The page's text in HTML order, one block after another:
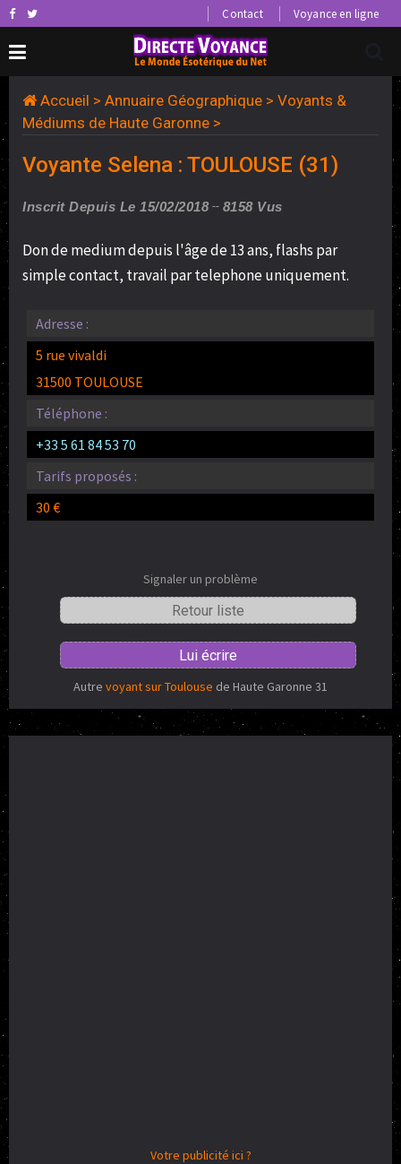
Contact Voyance en ligne
Accueil > Annuaire Géographique > Voyants &
Médiums de Haute Garonne >
Voyante Selena : TOULOUSE (31)
Inscrit Depuis Le 15/02/2018 8158 Vus
Don de medium depuis l'âge de 13 ans, flashs par
simple contact, travail par telephone uniquement.
Adresse :
5 rue vivaldi
31500 TOULOUSE
Téléphone :
+33 5 61 84 53 70
Tarifs proposés :
30 €
Signaler un problème
Retour liste
Lui écrire
Autre voyant sur Toulouse de Haute Garonne 31
Votre publicité ici ?